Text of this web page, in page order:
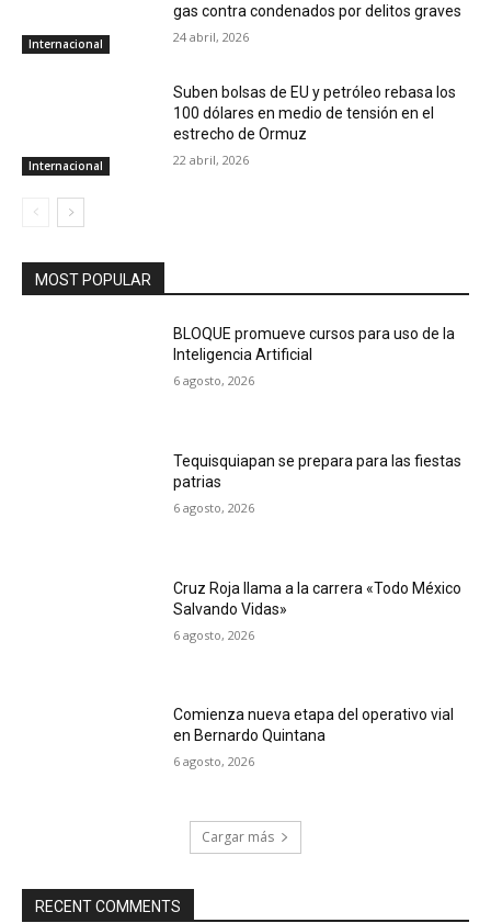
Internacional
gas contra condenados por delitos graves
24 abril, 2026
Internacional
Suben bolsas de EU y petróleo rebasa los
100 dólares en medio de tensión en el
estrecho de Ormuz
22 abril, 2026
MOST POPULAR
BLOQUE promueve cursos para uso de la
Inteligencia Artificial
6 agosto, 2026
Tequisquiapan se prepara para las fiestas
patrias
6 agosto, 2026
Cruz Roja llama a la carrera «Todo México
Salvando Vidas»
6 agosto, 2026
Comienza nueva etapa del operativo vial
en Bernardo Quintana
6 agosto, 2026
Cargar más
RECENT COMMENTS